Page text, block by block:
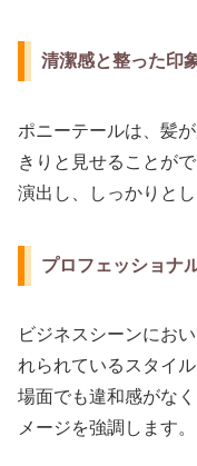
清潔感と整った印
ポニーテールは、髪
きりと見せることが
演出し、しっかりと
プロフェッショナ
ビジネスシーンにお
れられているスタイ
場面でも違和感がな
メージを強調します。